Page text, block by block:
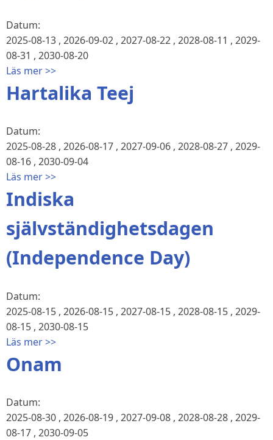
Datum:
2025-08-13 , 2026-09-02 , 2027-08-22 , 2028-08-11 , 2029-
08-31 , 2030-08-20
Läs mer >>
Hartalika Teej
Datum:
2025-08-28 , 2026-08-17 , 2027-09-06 , 2028-08-27 , 2029-
08-16 , 2030-09-04
Läs mer >>
Indiska
självständighetsdagen
(Independence Day)
Datum:
2025-08-15 , 2026-08-15 , 2027-08-15 , 2028-08-15 , 2029-
08-15 , 2030-08-15
Läs mer >>
Onam
Datum:
2025-08-30 , 2026-08-19 , 2027-09-08 , 2028-08-28 , 2029-
08-17 , 2030-09-05